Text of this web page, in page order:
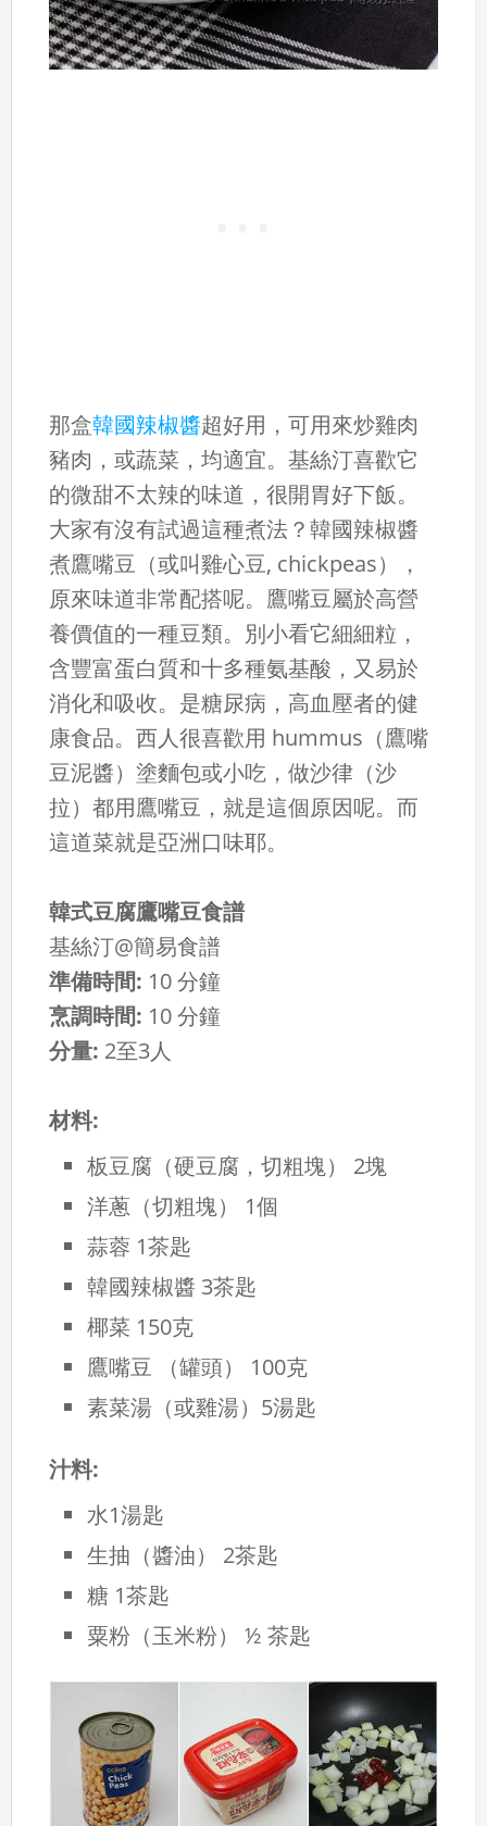
那盒韓國辣椒醬超好用，可用來炒雞肉
豬肉，或蔬菜，均適宜。基絲汀喜歡它
的微甜不太辣的味道，很開胃好下飯。
大家有沒有試過這種煮法？韓國辣椒醬
煮鷹嘴豆（或叫雞心豆, chickpeas），
原來味道非常配搭呢。鷹嘴豆屬於高營
養價值的一種豆類。別小看它細細粒，
含豐富蛋白質和十多種氨基酸，又易於
消化和吸收。是糖尿病，高血壓者的健
康食品。西人很喜歡用 hummus（鷹嘴
豆泥醬）塗麵包或小吃，做沙律（沙
拉）都用鷹嘴豆，就是這個原因呢。而
這道菜就是亞洲口味耶。
韓式豆腐鷹嘴豆食譜
基絲汀@簡易食譜
準備時間: 10 分鐘
烹調時間: 10 分鐘
分量: 2至3人
材料:
板豆腐（硬豆腐，切粗塊） 2塊
洋蔥（切粗塊） 1個
蒜蓉 1茶匙
韓國辣椒醬 3茶匙
椰菜 150克
鷹嘴豆 （罐頭） 100克
素菜湯（或雞湯）5湯匙
汁料:
水1湯匙
生抽（醬油） 2茶匙
糖 1茶匙
粟粉（玉米粉） ½ 茶匙